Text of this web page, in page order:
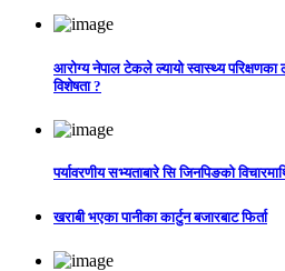
आरोग्य नेपाल टेकले ल्यायो स्वास्थ्य
विशेषता ?
पर्यावरणीय सभ्यताबारे सि जिनपिङको
खराबी भएका पानीका कार्टुन बजारबाट फिर्ता